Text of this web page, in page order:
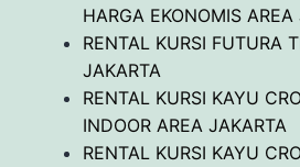
HARGA EKONOMIS AREA
RENTAL KURSI FUTURA
JAKARTA
RENTAL KURSI KAYU
INDOOR AREA JAKARTA
RENTAL KURSI KAYU